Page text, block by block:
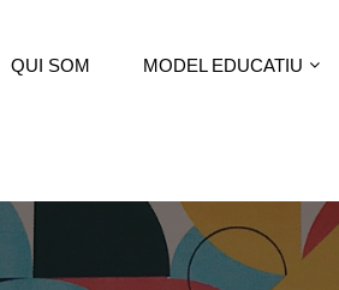
QUI SOM MODEL EDUCATIU